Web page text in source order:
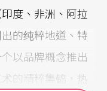
度、非洲、阿拉
的纯粹地道、特
以品牌概念推出
的精粹集锦，热